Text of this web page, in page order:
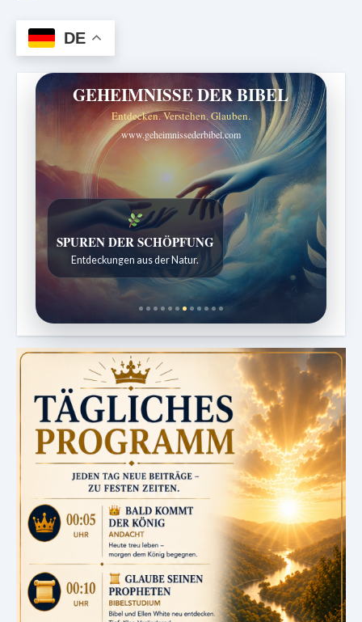
DE
GEHEIMNISSE DER BIBEL
Entdecken. Verstehen. Glauben.
www.geheimnissederbibel.com
SPUREN DER SCHÖPFUNG
Entdeckungen aus der Natur.